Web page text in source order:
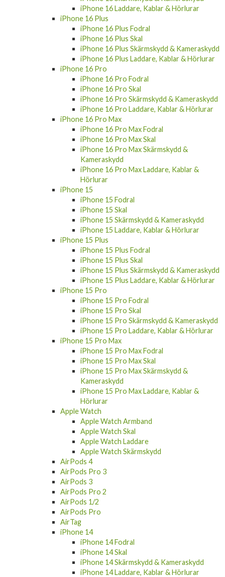
iPhone 16 Laddare, Kablar & Hörlurar
iPhone 16 Plus
iPhone 16 Plus Fodral
iPhone 16 Plus Skal
iPhone 16 Plus Skärmskydd & Kameraskydd
iPhone 16 Plus Laddare, Kablar & Hörlurar
iPhone 16 Pro
iPhone 16 Pro Fodral
iPhone 16 Pro Skal
iPhone 16 Pro Skärmskydd & Kameraskydd
iPhone 16 Pro Laddare, Kablar & Hörlurar
iPhone 16 Pro Max
iPhone 16 Pro Max Fodral
iPhone 16 Pro Max Skal
iPhone 16 Pro Max Skärmskydd &
Kameraskydd
iPhone 16 Pro Max Laddare, Kablar &
Hörlurar
iPhone 15
iPhone 15 Fodral
iPhone 15 Skal
iPhone 15 Skärmskydd & Kameraskydd
iPhone 15 Laddare, Kablar & Hörlurar
iPhone 15 Plus
iPhone 15 Plus Fodral
iPhone 15 Plus Skal
iPhone 15 Plus Skärmskydd & Kameraskydd
iPhone 15 Plus Laddare, Kablar & Hörlurar
iPhone 15 Pro
iPhone 15 Pro Fodral
iPhone 15 Pro Skal
iPhone 15 Pro Skärmskydd & Kameraskydd
iPhone 15 Pro Laddare, Kablar & Hörlurar
iPhone 15 Pro Max
iPhone 15 Pro Max Fodral
iPhone 15 Pro Max Skal
iPhone 15 Pro Max Skärmskydd &
Kameraskydd
iPhone 15 Pro Max Laddare, Kablar &
Hörlurar
Apple Watch
Apple Watch Armband
Apple Watch Skal
Apple Watch Laddare
Apple Watch Skärmskydd
AirPods 4
AirPods Pro 3
AirPods 3
AirPods Pro 2
AirPods 1/2
AirPods Pro
AirTag
iPhone 14
iPhone 14 Fodral
iPhone 14 Skal
iPhone 14 Skärmskydd & Kameraskydd
iPhone 14 Laddare, Kablar & Hörlurar